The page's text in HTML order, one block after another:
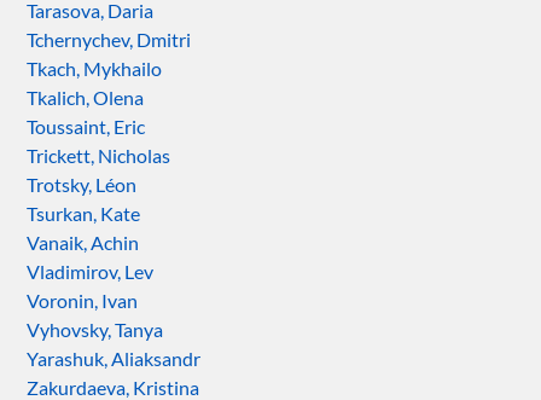
Tarasova, Daria
Tchernychev, Dmitri
Tkach, Mykhailo
Tkalich, Olena
Toussaint, Eric
Trickett, Nicholas
Trotsky, Léon
Tsurkan, Kate
Vanaik, Achin
Vladimirov, Lev
Voronin, Ivan
Vyhovsky, Tanya
Yarashuk, Aliaksandr
Zakurdaeva, Kristina